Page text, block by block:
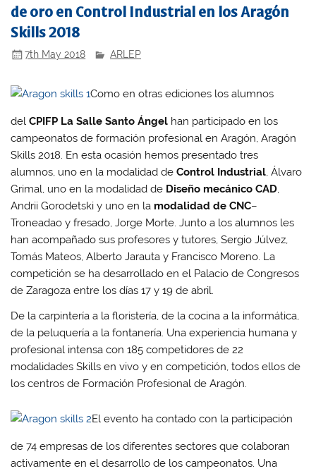
de oro en Control Industrial en los Aragón
Skills 2018
7th May 2018 ARLEP
Como en otras ediciones los alumnos
delCPIFP La Salle Santo Ángel han participado en los
campeonatos de formación profesional en Aragón, Aragón
Skills 2018. En esta ocasión hemos presentado tres
alumnos, uno en la modalidad deControl Industrial, Álvaro
Grimal, uno en la modalidad de Diseño mecánico CAD,
Andrii Gorodetski y uno en la modalidad de CNC–
Troneadao y fresado, Jorge Morte. Junto a los alumnos les
han acompañado sus profesores y tutores, Sergio Júlvez,
Tomás Mateos, Alberto Jarauta y Francisco Moreno. La
competición se ha desarrollado en el Palacio de Congresos
de Zaragoza entre los días 17 y 19 de abril.
De la carpintería a la floristería, de la cocina a la informática,
de la peluquería a la fontanería. Una experiencia humana y
profesional intensa con 185 competidores de 22
modalidades Skills en vivo y en competición, todos ellos de
los centros de Formación Profesional de Aragón.
El evento ha contado con la participación
de 74 empresas de los diferentes sectores que colaboran
activamente en el desarrollo de los campeonatos. Una